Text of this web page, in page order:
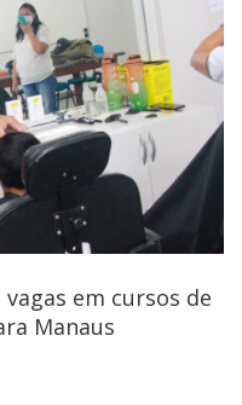
em cursos de
Manaus